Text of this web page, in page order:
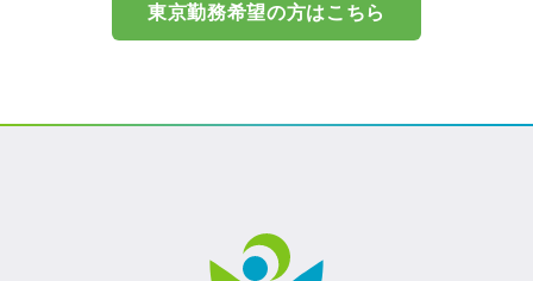
東京勤務希望の方はこちら